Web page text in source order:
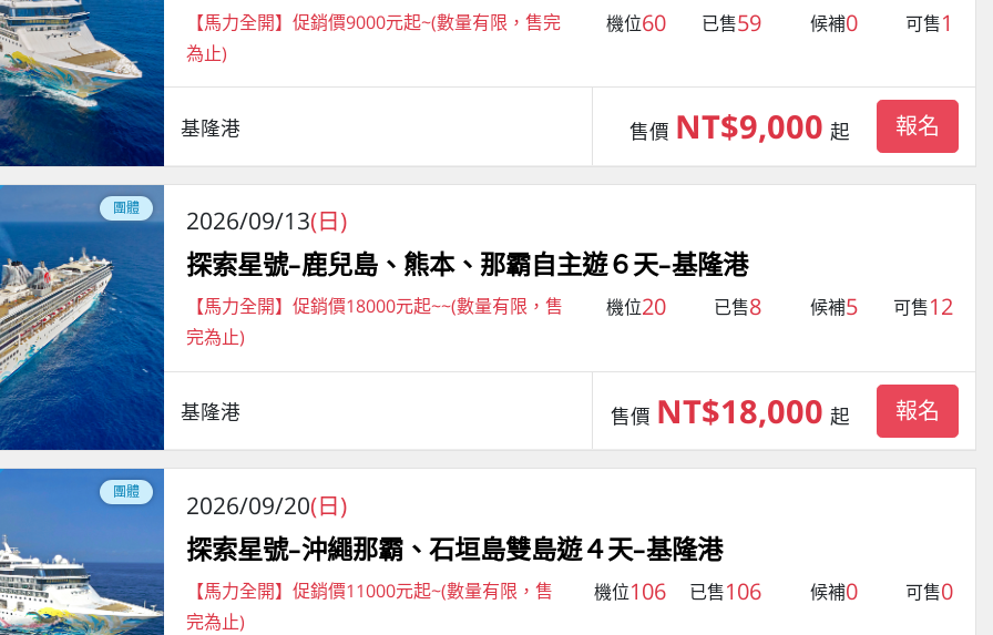
【馬力全開】促銷價9000元起~(數量有限，售完
為止)
機位60 已售59 候補0 可售1
基隆港 售價 NT$9,000 起 報名
團體 2026/09/13(日)
探索星號–鹿兒島、熊本、那霸自主遊６天–基隆港
【馬力全開】促銷價18000元起~~(數量有限，售
完為止)
機位20 已售8 候補5 可售12
基隆港 售價 NT$18,000 起 報名
團體 2026/09/20(日)
探索星號–沖繩那霸、石垣島雙島遊４天–基隆港
【馬力全開】促銷價11000元起~(數量有限，售
完為止)
機位106 已售106 候補0 可售0